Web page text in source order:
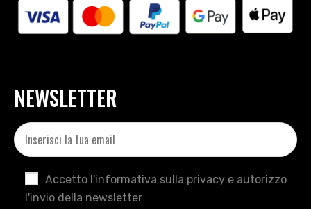
NEWSLETTER
Accetto l'informativa sulla privacy e autorizzo
l'invio della newsletter